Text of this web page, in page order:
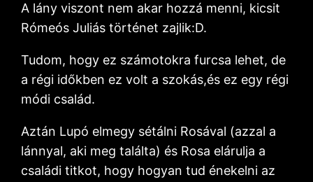
A lány viszont nem akar hozzá menni, kicsit
Rómeós Juliás történet zajlik:D.
Tudom, hogy ez számotokra furcsa lehet, de
a régi időkben ez volt a szokás,és ez egy régi
módi család.
Aztán Lupó elmegy sétálni Rosával (azzal a
lánnyal, aki meg találta) és Rosa elárulja a
családi titkot, hogy hogyan tud énekelni az